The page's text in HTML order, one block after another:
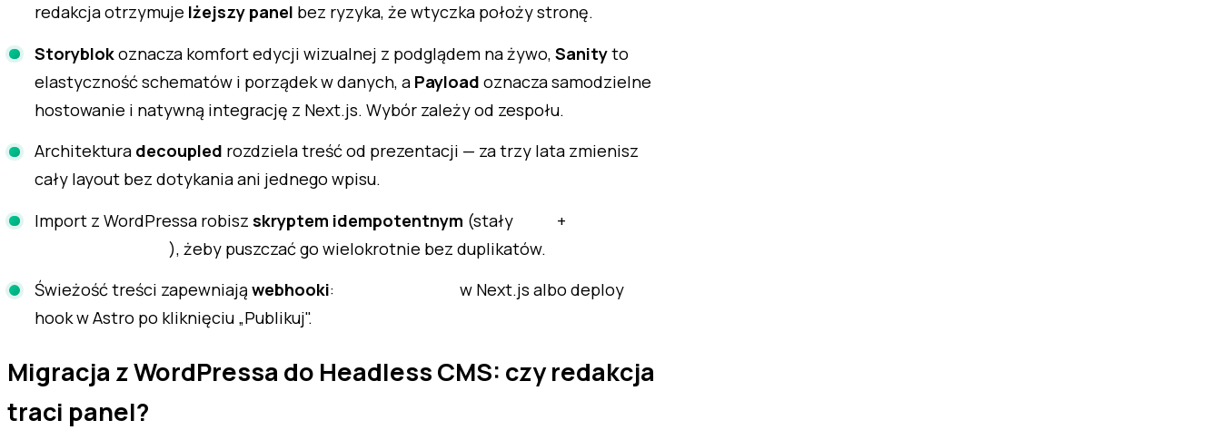
redakcja otrzymuje lżejszy panel bez ryzyka, że wtyczka położy stronę.
Storyblokoznacza komfort edycji wizualnej z podglądem na żywo,Sanityto
elastyczność schematów i porządek w danych, a Payload oznacza samodzielne
hostowanie i natywną integrację z Next.js. Wybór zależy od zespołu.
Architektura decoupled rozdziela treść od prezentacji — za trzy lata zmienisz
cały layout bez dotykania ani jednego wpisu.
Import z WordPressa robiszskryptem idempotentnym (stały +
), żeby puszczać go wielokrotnie bez duplikatów.
Świeżość treści zapewniająwebhooki:
w Next.js albo deploy
hook w Astro po kliknięciu „Publikuj".
Migracja z WordPressa do Headless CMS: czy redakcja
traci panel?